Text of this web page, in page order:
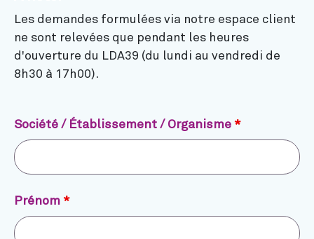
Les demandes formulées via notre espace client
ne sont relevées que pendant les heures
d'ouverture du LDA39 (du lundi au vendredi de
8h30 à 17h00).
Société / Établissement / Organisme *
Prénom *